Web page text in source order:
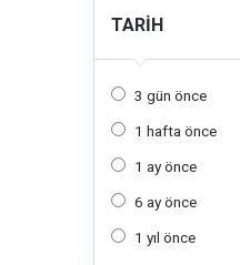
TARIH
3 gün önce
1 hafta önce
1 ay önce
6 ay önce
1 yıl önce